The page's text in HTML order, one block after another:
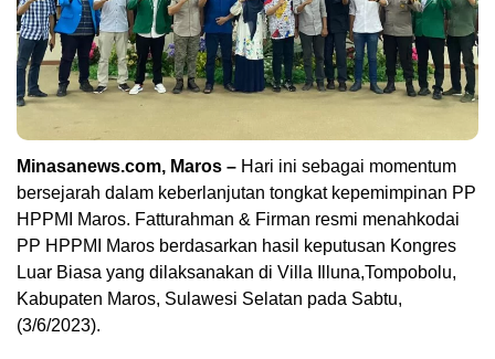
Minasanews.com, Maros – Hari ini sebagai momentum
bersejarah dalam keberlanjutan tongkat kepemimpinan PP
HPPMI Maros. Fatturahman & Firman resmi menahkodai
PP HPPMI Maros berdasarkan hasil keputusan Kongres
Luar Biasa yang dilaksanakan di Villa Illuna,Tompobolu,
Kabupaten Maros, Sulawesi Selatan pada Sabtu,
(3/6/2023).